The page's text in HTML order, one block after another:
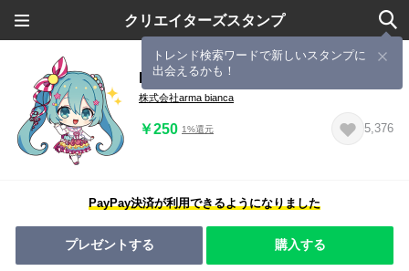
クリエイターズスタンプ
トレンド検索ワードで新しいスタンプに
出会えるかも！
MIKU EXPO (初音ミク)
株式会社arma bianca
￥250 1%還元 5,376
PayPay決済が利用できるようになりました
プレゼントする 購入する